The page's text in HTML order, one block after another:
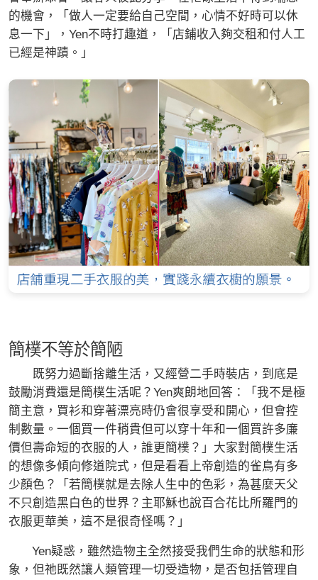
的機會，「做人一定要給自己空間，心情不好時可以休
息一下」，Yen不時打趣道，「店鋪收入夠交租和付人工
已經是神蹟。」
簡樸不等於簡陋
既努力過斷捨離生活，又經營二手時裝店，到底是
鼓勵消費還是簡樸生活呢？Yen爽朗地回答：「我不是極
簡主意，買衫和穿著漂亮時仍會很享受和開心，但會控
制數量。一個買一件稍貴但可以穿十年和一個買許多廉
價但壽命短的衣服的人，誰更簡樸？」大家對簡樸生活
的想像多傾向修道院式，但是看看上帝創造的雀鳥有多
少顏色？「若簡樸就是去除人生中的色彩，為甚麼天父
不只創造黑白色的世界？主耶穌也說百合花比所羅門的
衣服更華美，這不是很奇怪嗎？」
Yen疑惑，雖然造物主全然接受我們生命的狀態和形
象，但祂既然讓人類管理一切受造物，是否包括管理自